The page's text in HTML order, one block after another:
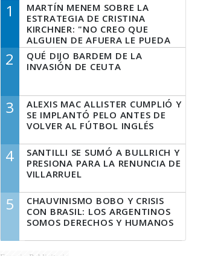
1
MARTÍN MENEM SOBRE LA
ESTRATEGIA DE CRISTINA
KIRCHNER: "NO CREO QUE
ALGUIEN DE AFUERA LE PUEDA
DECIR A LA JUSTICIA LO QUE
TIENE QUE HACER"
2
QUÉ DIJO BARDEM DE LA
INVASIÓN DE CEUTA
3
ALEXIS MAC ALLISTER CUMPLIÓ Y
SE IMPLANTÓ PELO ANTES DE
VOLVER AL FÚTBOL INGLÉS
4
SANTILLI SE SUMÓ A BULLRICH Y
PRESIONA PARA LA RENUNCIA DE
VILLARRUEL
5
CHAUVINISMO BOBO Y CRISIS
CON BRASIL: LOS ARGENTINOS
SOMOS DERECHOS Y HUMANOS